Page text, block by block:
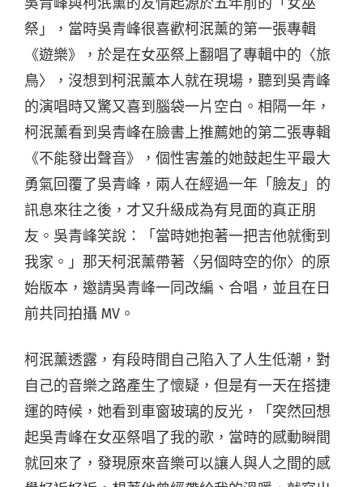
祭」，當時吳青峰很喜歡柯泯薰的第一張專輯
《遊樂》，於是在女巫祭上翻唱了專輯中的〈旅
鳥〉，沒想到柯泯薰本人就在現場，聽到吳青峰
的演唱時又驚又喜到腦袋一片空白。相隔一年，
柯泯薰看到吳青峰在臉書上推薦她的第二張專輯
《不能發出聲音》，個性害羞的她鼓起生平最大
勇氣回覆了吳青峰，兩人在經過一年「臉友」的
訊息來往之後，才又升級成為有見面的真正朋
友。吳青峰笑說：「當時她抱著一把吉他就衝到
我家。」那天柯泯薰帶著〈另個時空的你〉的原
始版本，邀請吳青峰一同改編、合唱，並且在日
前共同拍攝 MV。
柯泯薰透露，有段時間自己陷入了人生低潮，對
自己的音樂之路產生了懷疑，但是有一天在搭捷
運的時候，她看到車窗玻璃的反光，「突然回想
起吳青峰在女巫祭唱了我的歌，當時的感動瞬間
就回來了，發現原來音樂可以讓人與人之間的感